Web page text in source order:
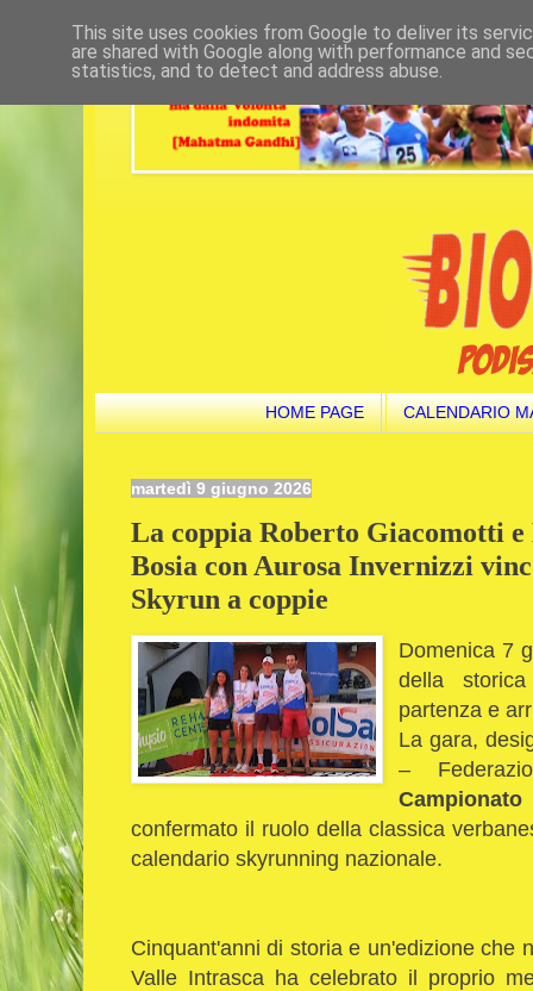
HOME PAGE CALENDARIO
martedì 9 giugno 2026
La coppia Roberto Giacomotti
Bosia con Aurosa Invernizzi
Skyrun a coppie
Domenica 7
della
partenza e
La gara,
–
confermato il ruolo della classica
calendario skyrunning nazionale.
Cinquant'anni di storia e un'edizione che
Valle Intrasca ha celebrato il proprio
This site uses cookies from Google to deliver its
are shared with Google along with performance and
statistics, and to detect and address abuse.